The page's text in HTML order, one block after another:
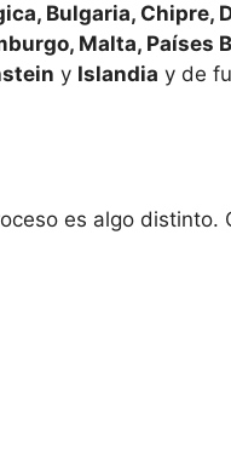
Bulgaria, Chipre,
Malta, Países
y Islandia y de
es algo distinto.